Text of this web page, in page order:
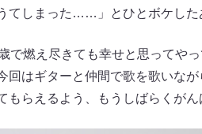
てしまった……」とひとボケした
で燃え尽きても幸せと思ってや
回はギターと仲間で歌を歌いな
もらえるよう、もうしばらくが